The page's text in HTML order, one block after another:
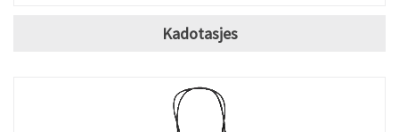
Kadotasjes